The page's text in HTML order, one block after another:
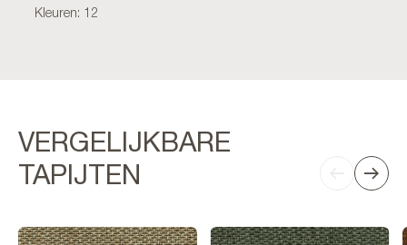
Kleuren: 12
VERGELIJKBARE
TAPIJTEN